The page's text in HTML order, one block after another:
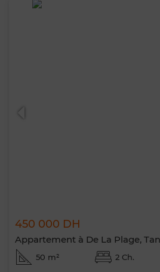
450 000 DH
Appartement à De La Plage,
50 m² 2 Ch.